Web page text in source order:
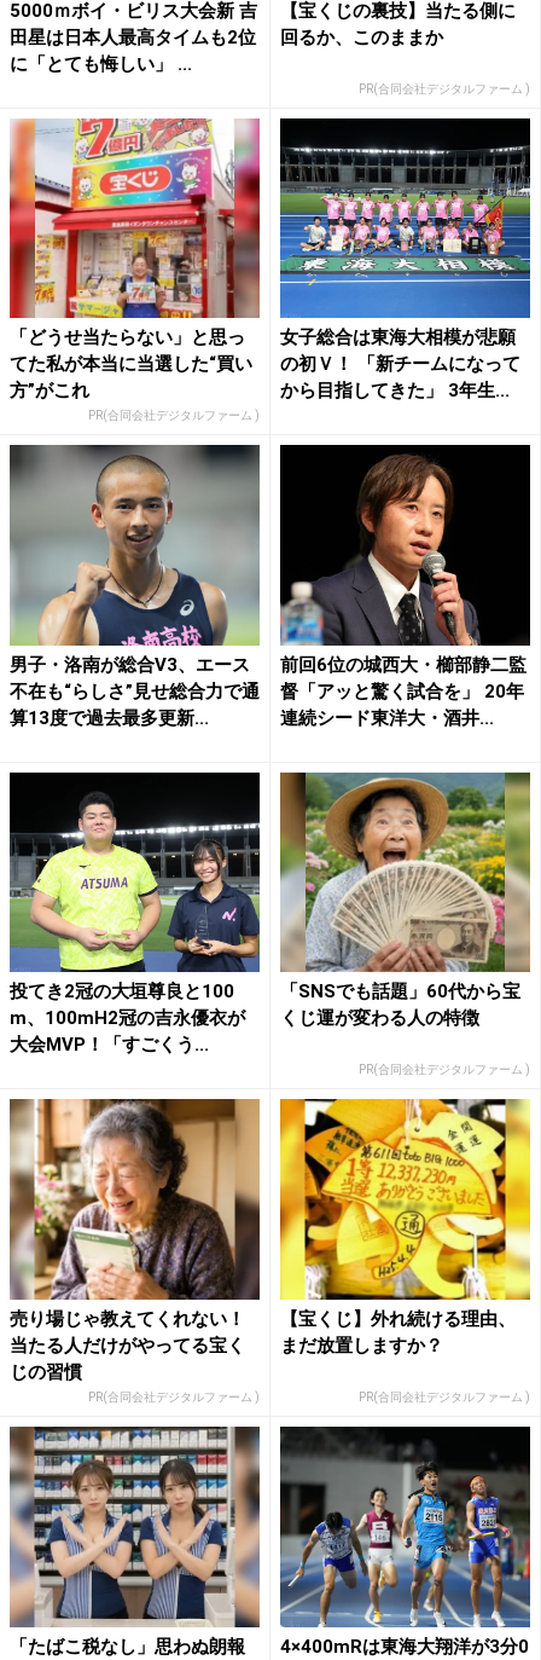
5000ｍボイ・ビリス大会新 吉
田星は日本人最高タイムも2位
に「とても悔しい」 ...
【宝くじの裏技】当たる側に
回るか、このままか
PR(合同会社デジタルファーム )
「どうせ当たらない」と思っ
てた私が本当に当選した“買い
方”がこれ
PR(合同会社デジタルファーム )
女子総合は東海大相模が悲願
の初Ｖ！ 「新チームになって
から目指してきた」 3年生...
男子・洛南が総合V3、エース
不在も“らしさ”見せ総合力で通
算13度で過去最多更新...
前回6位の城西大・櫛部静二監
督「アッと驚く試合を」 20年
連続シード東洋大・酒井...
投てき2冠の大垣尊良と100
m、100mH2冠の吉永優衣が
大会MVP！「すごくう...
「SNSでも話題」60代から宝
くじ運が変わる人の特徴
PR(合同会社デジタルファーム )
売り場じゃ教えてくれない！
当たる人だけがやってる宝く
じの習慣
PR(合同会社デジタルファーム )
【宝くじ】外れ続ける理由、
まだ放置しますか？
PR(合同会社デジタルファーム )
「たばこ税なし」思わぬ朗報
4×400mRは東海大翔洋が3分0